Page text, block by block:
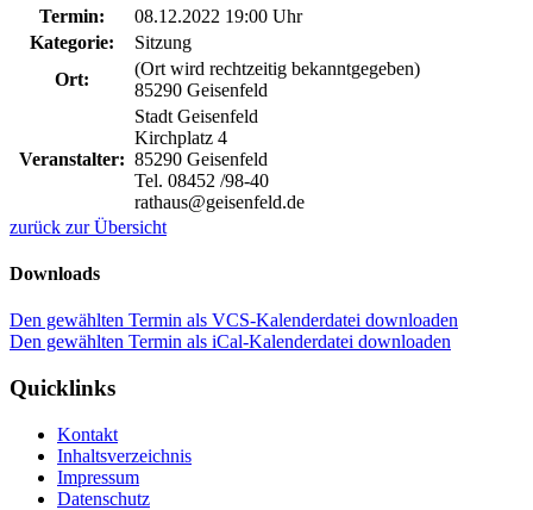
Termin:
08.12.2022 19:00 Uhr
Kategorie:
Sitzung
Ort:
(Ort wird rechtzeitig bekanntgegeben)
85290 Geisenfeld
Veranstalter:
Stadt Geisenfeld
Kirchplatz 4
85290 Geisenfeld
Tel. 08452 /98-40
rathaus@geisenfeld.de
zurück zur Übersicht
Downloads
Den gewählten Termin als VCS-Kalenderdatei downloaden
Den gewählten Termin als iCal-Kalenderdatei downloaden
Quicklinks
Kontakt
Inhaltsverzeichnis
Impressum
Datenschutz